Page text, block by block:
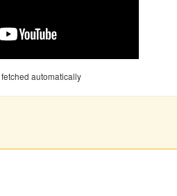
automatically